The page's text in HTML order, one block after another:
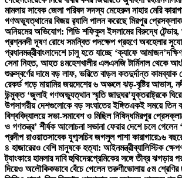
মামলায় সাবেক জেলা পরিষদ সদস্য মেহেরুন নাহার মেরি
গণঅভ্যুত্থানের বিজয় র‍্যালি পালন করেছে মিরপুর প্রেসক্লাব
অনিয়মের অভিযোগ: পিডি শফিকুল ইসলামের বিরুদ্ধে টেন্ডার,
প্রশ্ননদী দূষণ রোধে সমন্বিত পদক্ষেপ গ্রহণে অবহেলার
প্রধানমন্ত্রীবাংলাদেশে চালু হতে যাচ্ছে ‘ক্যাফে আমাজন’
সেনা নিহত, আহত ৪মহেশখালীর এলএনজি টার্মিনাল থেকে
শুরুস্বর্ণের দামে বড় লাফ, ভরিতে বাড়ল কতদুর্দান্ত
রেকর্ড গড়ে মায়ামির জয়দেশের ৬ অঞ্চলে ঝড়-বৃষ্টির আভাস,
উন্মুক্ত ‘জুলাই গণঅভ্যুত্থান স্মৃতি জাদুঘর’যুক্তরাষ্ট্রকে
উপসাগরীয় দেশগুলোকে বড় সংঘাতের ইঙ্গিতএকই সময়ে তিন
বিশ্ববিদ্যালয়ে সভা-সমাবেশ ও মিছিল নিষিদ্ধমিরপুর
ও গণতন্ত্র’ শীর্ষক আলোচনা সভানা ফেরার দেশে চলে গেলেন
প্রদীপ রাওয়াতসাবেক যুগ্মসচিব জগলুল পাশা কারাগারে১৬
৪ হাজারেরও বেশি মানুষকে হত্যা: আইনমন্ত্রীব্যালিস্টিক
ট্যাংকারে হামলার দাবি হুথিদেরপ্রেমিকের সঙ্গে তীব্র ঝগড়ার
দিয়েও অলৌকিকভাবে বেঁচে গেলেন তরুণীভোলায় ৫ম শ্রেণির